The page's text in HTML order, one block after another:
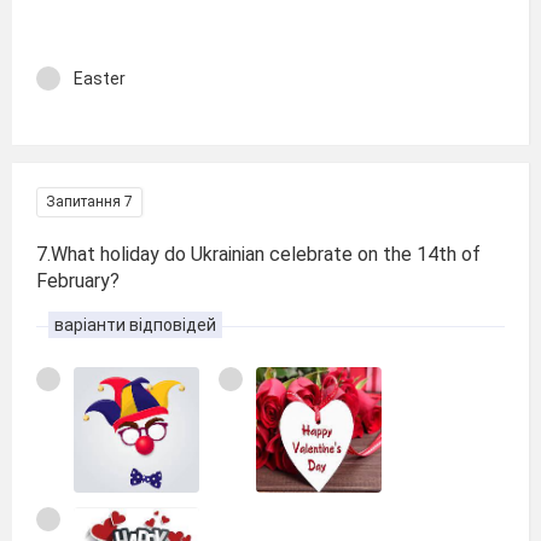
Easter
Запитання 7
7.What holiday do Ukrainian celebrate on the 14th of
February?
варіанти відповідей